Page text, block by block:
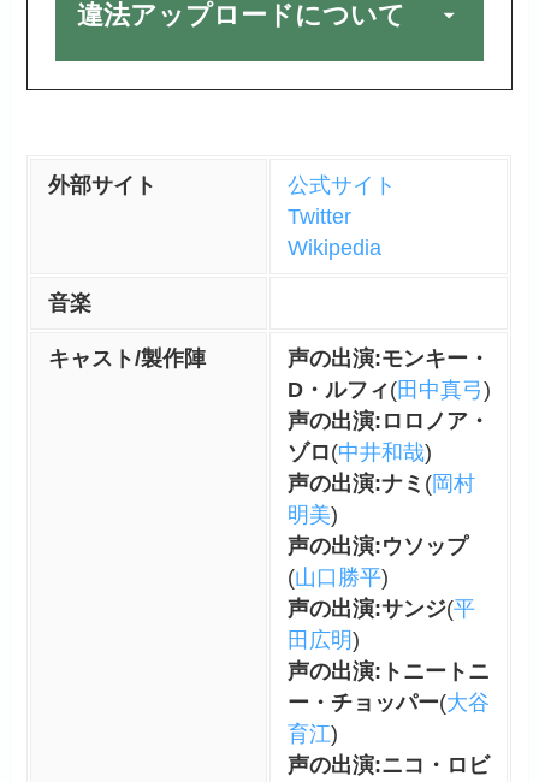
したルフィに自分が「生きて
いっぱいに訴えるシーンは原
出したり、信念を貫いたりと
麦わら一味の成長を感じまし
グが修繕したメリー号が助け
に来てくれ、みんなでエニエ
スロビーを脱出しましが、メ
リー号が破壊され、アイスバ
ーグに促されてメリー号を燃
やして別れを見届けるシーン
も原作でぼろ泣きをしまし
その後日談でルフィは祖父の
ガープと再会そして、最初の
冒険で出会ったコビーやヘル
メッポが成長して海軍として
入隊した姿での再会は衝撃的
違法アップロードについて
外部サイト
公式サイト
Twitter
Wikipedia
音楽
キャスト/製作陣
声の出演:モンキー・
D・ルフィ(田中真弓)
声の出演:ロロノア・
ゾロ(中井和哉)
声の出演:ナミ (岡村
明美)
声の出演:ウソップ
(山口勝平)
声の出演:サンジ(平
田広明)
声の出演:トニートニ
ー・チョッパー(大谷
育江)
声の出演:ニコ・ロビ